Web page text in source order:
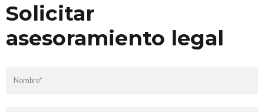
Solicitar
asesoramiento legal